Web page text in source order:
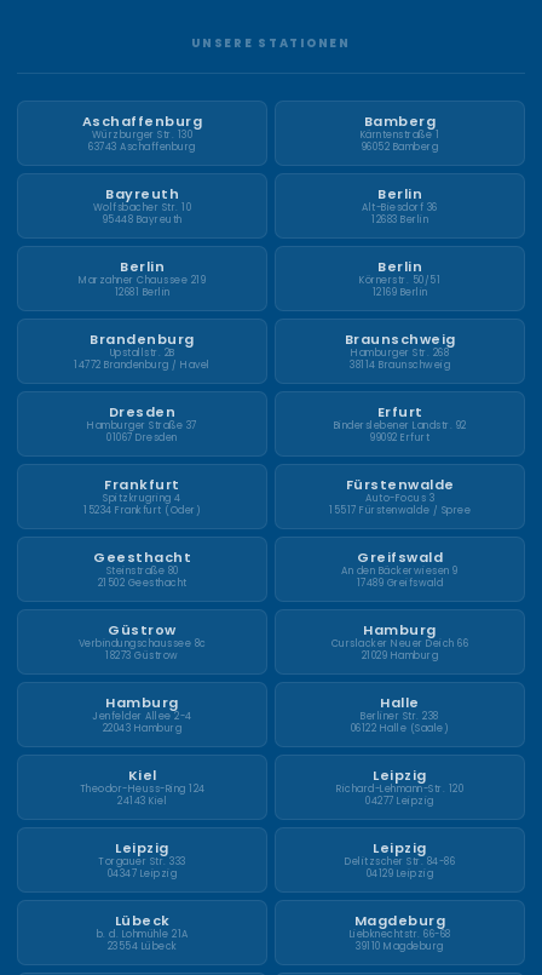
UNSERE STATIONEN
Aschaffenburg
Würzburger Str. 130
63743 Aschaffenburg
Bamberg
Kärntenstraße 1
96052 Bamberg
Bayreuth
Wolfsbacher Str. 10
95448 Bayreuth
Berlin
Alt-Biesdorf 36
12683 Berlin
Berlin
Marzahner Chaussee 219
12681 Berlin
Berlin
Körnerstr. 50/51
12169 Berlin
Brandenburg
Upstallstr. 2B
14772 Brandenburg / Havel
Braunschweig
Hamburger Str. 268
38114 Braunschweig
Dresden
Hamburger Straße 37
01067 Dresden
Erfurt
Binderslebener Landstr. 92
99092 Erfurt
Frankfurt
Spitzkrugring 4
15234 Frankfurt (Oder)
Fürstenwalde
Auto-Focus 3
15517 Fürstenwalde / Spree
Geesthacht
Steinstraße 80
21502 Geesthacht
Greifswald
An den Bäckerwiesen 9
17489 Greifswald
Güstrow
Verbindungschaussee 8c
18273 Güstrow
Hamburg
Curslacker Neuer Deich 66
21029 Hamburg
Hamburg
Jenfelder Allee 2-4
22043 Hamburg
Halle
Berliner Str. 238
06122 Halle (Saale)
Kiel
Theodor-Heuss-Ring 124
24143 Kiel
Leipzig
Richard-Lehmann-Str. 120
04277 Leipzig
Leipzig
Torgauer Str. 333
04347 Leipzig
Leipzig
Delitzscher Str. 84-86
04129 Leipzig
Lübeck
b. d. Lohmühle 21A
23554 Lübeck
Magdeburg
Liebknechtstr. 66-68
39110 Magdeburg